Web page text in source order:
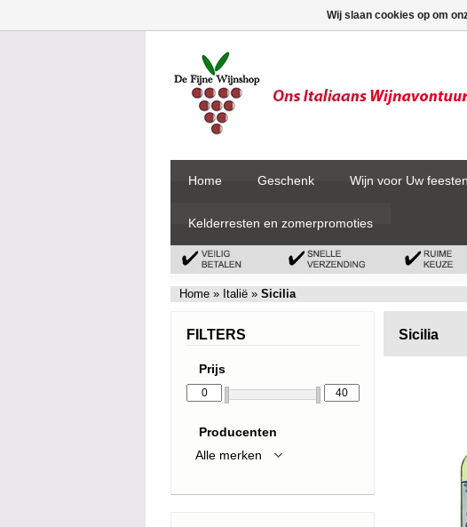
Home Geschenk Wijn voor Uw feesten
Kelderresten en zomerpromoties
Home » Italië » Sicilia
Sicilia
FILTERS
Prijs
Producenten
Wij slaan cookies op om